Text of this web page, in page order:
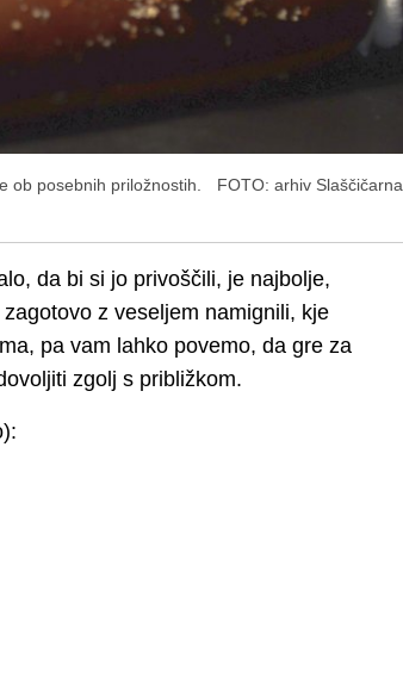
ob posebnih priložnostih.
FOTO: arhiv Slaščičarna
da bi si jo privoščili, je najbolje,
z veseljem namignili, kje
pa vam lahko povemo, da gre za
zgolj s približkom.